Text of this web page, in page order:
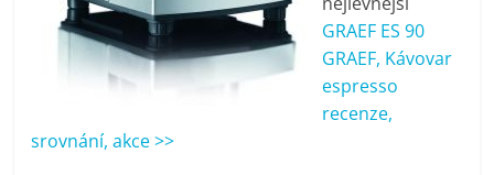
bazény
Nejlepší
porovnání
Elektro
GRAEF ES 90
GRAEF, Kávovar
espresso
recenze,
srovnání, akce >>